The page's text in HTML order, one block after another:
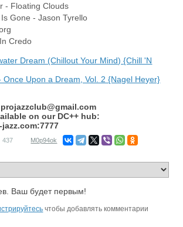
- Floating Clouds
Gone - Jason Tyrello
Credo
Dream (Chillout Your Mind) {Chill 'N
Once Upon a Dream, Vol. 2 {Nagel Heyer}
projazzclub@gmail.com
on our DC++ hub:
437 M0p94ok
Ваш будет первым!
чтобы добавлять комментарии